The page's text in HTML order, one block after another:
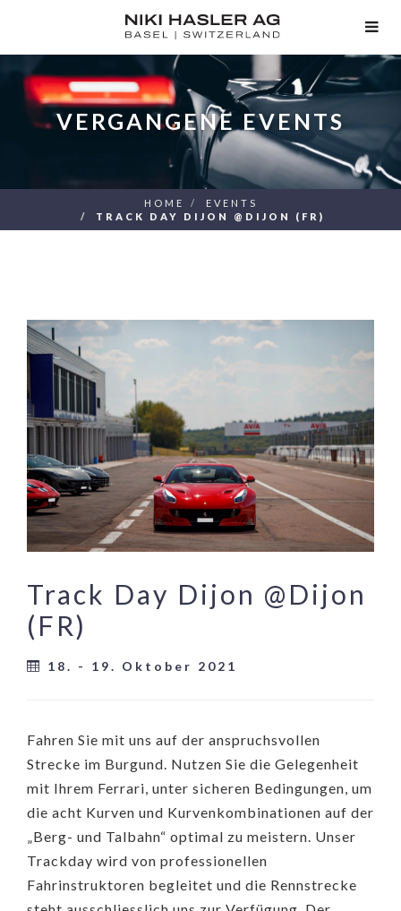
VERGANGENE EVENTS
HOME
EVENTS
TRACK DAY DIJON @DIJON (FR)
Track Day Dijon @Dijon
(FR)
18. - 19. Oktober 2021
Fahren Sie mit uns auf der anspruchsvollen
Strecke im Burgund. Nutzen Sie die Gelegenheit
mit Ihrem Ferrari, unter sicheren Bedingungen, um
die acht Kurven und Kurvenkombinationen auf der
„Berg- und Talbahn“ optimal zu meistern. Unser
Trackday wird von professionellen
Fahrinstruktoren begleitet und die Rennstrecke